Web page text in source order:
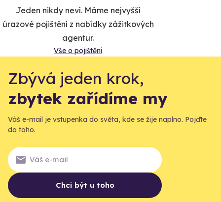
Jeden nikdy neví. Máme nejvyšší
úrazové pojištění z nabídky zážitkových
agentur.
Vše o pojištění
Zbývá jeden krok,
zbytek zařídíme my
Váš e-mail je vstupenka do světa, kde se žije naplno. Pojďte
do toho.
Chci být u toho